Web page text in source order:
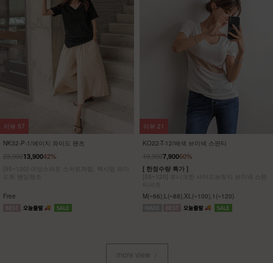
DM62-T-19/데일르 양면 리본 뷔스티에
24,900
앞뒤를 바꾸는 순간, 분위기도 바뀌는 양면 뷔
Free
리뷰 9
NK61-JS-6/요시 플라워 초경량 점퍼
19,900
[ ❄️공기를 입은 듯 가벼운 초경량! ❄️ ]
[55-99] 바람이 통하는 옷, 무게감 제로의 초경
공기를 입은 듯한 착용감에 로맨틱감성을 더한
디자인
Free
리뷰 48
more view